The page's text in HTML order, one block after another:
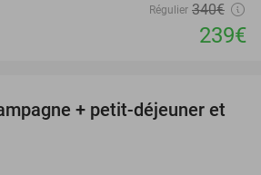
Régulier 340€
239€
43%
+ petit-déjeuner et